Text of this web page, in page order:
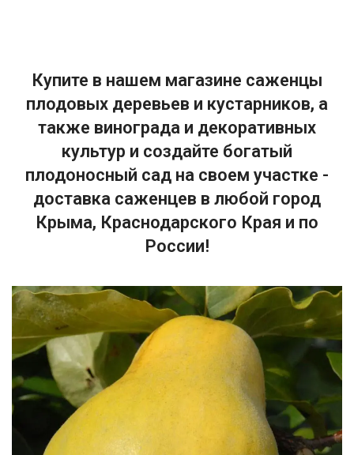
Купите в нашем магазине саженцы
плодовых деревьев и кустарников, а
также винограда и декоративных
культур и создайте богатый
плодоносный сад на своем участке -
доставка саженцев в любой город
Крыма, Краснодарского Края и по
России!